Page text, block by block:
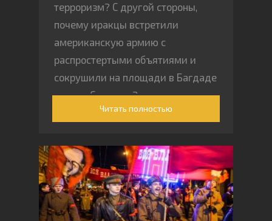
терроризм? С другой стороны,
почему иракцы встретили
американскую армию с
распростертыми объятиями и
сокрушили на площади в Багдаде
статую Саддама?
Читать полностью